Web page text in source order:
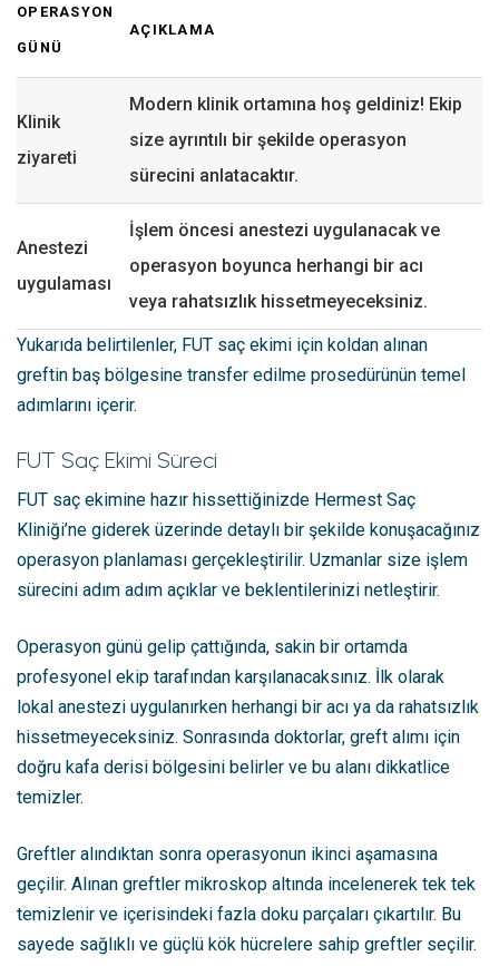
OPERASYON
GÜNÜ
AÇIKLAMA
Klinik
ziyareti
Modern klinik ortamına hoş geldiniz! Ekip
size ayrıntılı bir şekilde operasyon
sürecini anlatacaktır.
Anestezi
uygulaması
İşlem öncesi anestezi uygulanacak ve
operasyon boyunca herhangi bir acı
veya rahatsızlık hissetmeyeceksiniz.
Yukarıda belirtilenler, FUT saç ekimi için koldan alınan
greftin baş bölgesine transfer edilme prosedürünün temel
adımlarını içerir.
FUT Saç Ekimi Süreci
FUT saç ekimine hazır hissettiğinizde Hermest Saç
Kliniği’ne giderek üzerinde detaylı bir şekilde konuşacağınız
operasyon planlaması gerçekleştirilir. Uzmanlar size işlem
sürecini adım adım açıklar ve beklentilerinizi netleştirir.
Operasyon günü gelip çattığında, sakin bir ortamda
profesyonel ekip tarafından karşılanacaksınız. İlk olarak
lokal anestezi uygulanırken herhangi bir acı ya da rahatsızlık
hissetmeyeceksiniz. Sonrasında doktorlar, greft alımı için
doğru kafa derisi bölgesini belirler ve bu alanı dikkatlice
temizler.
Greftler alındıktan sonra operasyonun ikinci aşamasına
geçilir. Alınan greftler mikroskop altında incelenerek tek tek
temizlenir ve içerisindeki fazla doku parçaları çıkartılır. Bu
sayede sağlıklı ve güçlü kök hücrelere sahip greftler seçilir.